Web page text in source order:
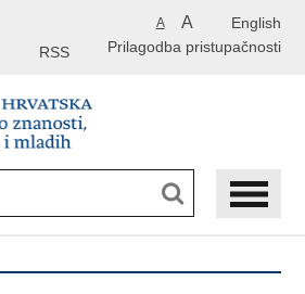
English
A A
Prilagodba pristupačnosti
RSS